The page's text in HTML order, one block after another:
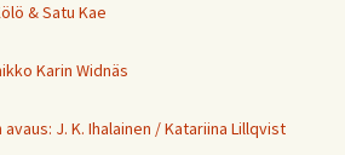
& Satu Kae
Karin Widnäs
J. K. Ihalainen / Katariina Lillqvist